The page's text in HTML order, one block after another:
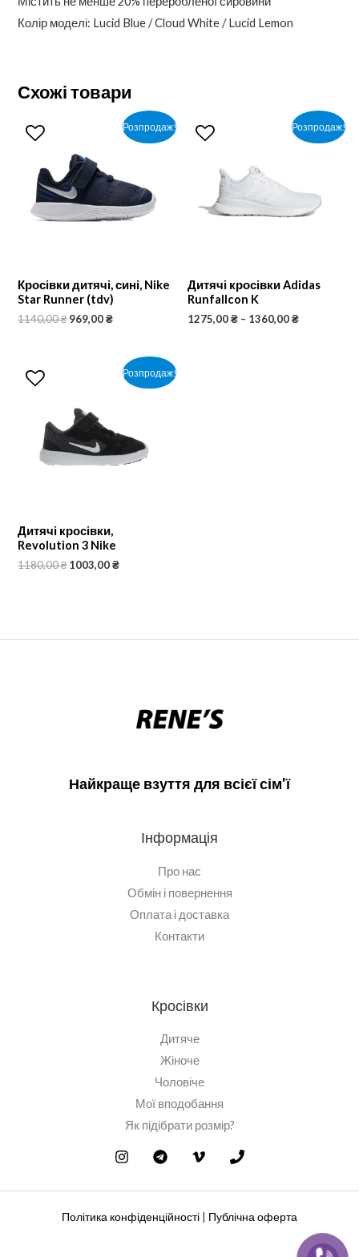
Колір моделі: Lucid Blue / Cloud White / Lucid Lemon
Схожі товари
Розпродаж!
Кросівки дитячі, сині, Nike
Star Runner (tdv)
1140,00₴ 969,00₴
Розпродаж!
Дитячі кросівки Adidas
Runfallcon K
1275,00₴ – 1360,00₴
Розпродаж!
Дитячі кросівки,
Revolution 3 Nike
1180,00₴ 1003,00₴
Найкраще взуття для всієї сім'ї
Інформація
Про нас
Обмін і повернення
Оплата і доставка
Контакти
Кросівки
Дитяче
Жіноче
Чоловіче
Мої вподобання
Як підібрати розмір?
Політика конфіденційності Публічна оферта